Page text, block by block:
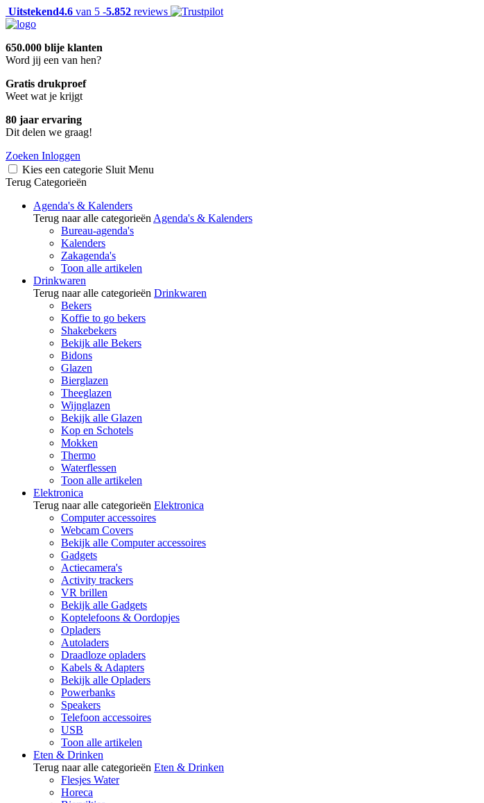
Uitstekend4.6 van 5 -5.852 reviews
650.000 blije klanten
Word jij een van hen?
Gratis drukproef
Weet wat je krijgt
80 jaar ervaring
Dit delen we graag!
Zoeken Inloggen
Kies een categorie Sluit Menu
Terug Categorieën
Agenda's & Kalenders
Terug naar alle categorieën Agenda's & Kalenders
Bureau-agenda's
Kalenders
Zakagenda's
Toon alle artikelen
Drinkwaren
Terug naar alle categorieën Drinkwaren
Bekers
Koffie to go bekers
Shakebekers
Bekijk alle Bekers
Bidons
Glazen
Bierglazen
Theeglazen
Wijnglazen
Bekijk alle Glazen
Kop en Schotels
Mokken
Thermo
Waterflessen
Toon alle artikelen
Elektronica
Terug naar alle categorieën Elektronica
Computer accessoires
Webcam Covers
Bekijk alle Computer accessoires
Gadgets
Actiecamera's
Activity trackers
VR brillen
Bekijk alle Gadgets
Koptelefoons & Oordopjes
Opladers
Autoladers
Draadloze opladers
Kabels & Adapters
Bekijk alle Opladers
Powerbanks
Speakers
Telefoon accessoires
USB
Toon alle artikelen
Eten & Drinken
Terug naar alle categorieën Eten & Drinken
Flesjes Water
Horeca